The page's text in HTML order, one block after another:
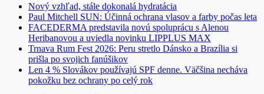
Nový vzhľad, stále dokonalá hydratácia
Paul Mitchell SUN: Účinná ochrana vlasov a farby počas leta
FACEDERMA predstavila novú spoluprácu s Alenou
Heribanovou a uviedla novinku LIPPLUS MAX
Trnava Rum Fest 2026: Peru stretlo Dánsko a Brazília si
prišla po svojich fanúšikov
Len 4 % Slovákov používajú SPF denne. Väčšina necháva
pokožku bez ochrany po celý rok